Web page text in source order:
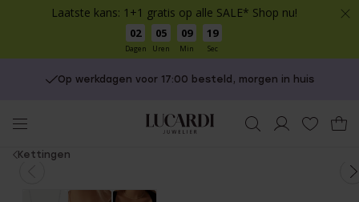
Laatste kans: 1+1 gratis op alle SALE* Shop nu!
02
Dagen
05
Uren
09
Min
19
Sec
Op werkdagen voor 17:00 besteld, morgen in huis
You
Kettingen